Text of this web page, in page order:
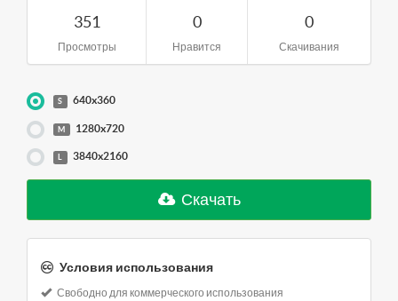
351
Просмотры
0
Нравится
0
Скачивания
S 640x360
M 1280x720
L 3840x2160
Скачать
Условия использования
Свободно для коммерческого использования